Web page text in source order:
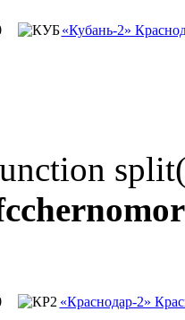
«Кубань-2»
«Краснодар-2»